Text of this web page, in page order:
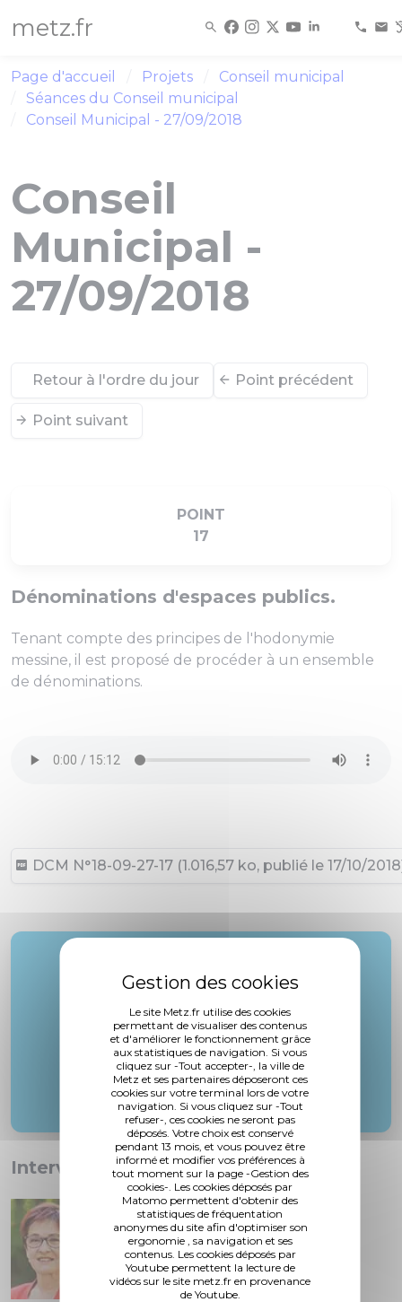
Le site Metz.fr utilise des cookies
permettant de visualiser des contenus
et d'améliorer le fonctionnement grâce
aux statistiques de navigation. Si vous
cliquez sur -Tout accepter-, la ville de
Metz et ses partenaires déposeront ces
cookies sur votre terminal lors de votre
navigation. Si vous cliquez sur -Tout
refuser-, ces cookies ne seront pas
déposés. Votre choix est conservé
pendant 13 mois, et vous pouvez être
informé et modifier vos préférences à
tout moment sur la page -Gestion des
cookies-. Les cookies déposés par
Matomo permettent d'obtenir des
statistiques de fréquentation
anonymes du site afin d'optimiser son
ergonomie , sa navigation et ses
contenus. Les cookies déposés par
Youtube permettent la lecture de
vidéos sur le site metz.fr en provenance
de Youtube.
metz.fr
Page d'accueil Projets
Conseil municipal
Séances du Conseil municipal
Conseil Municipal - 27/09/2018
Conseil
Municipal -
27/09/2018
Retour à l'ordre du jour Point précédent
Point suivant
POINT
17
Dénominations d'espaces publics.
Tenant compte des principes de l'hodonymie
messine, il est proposé de procéder à un ensemble
de dénominations.
DCM N°18-09-27-17 (1.016,57 ko, publié le 17/10/
M. Gros
Interventions :